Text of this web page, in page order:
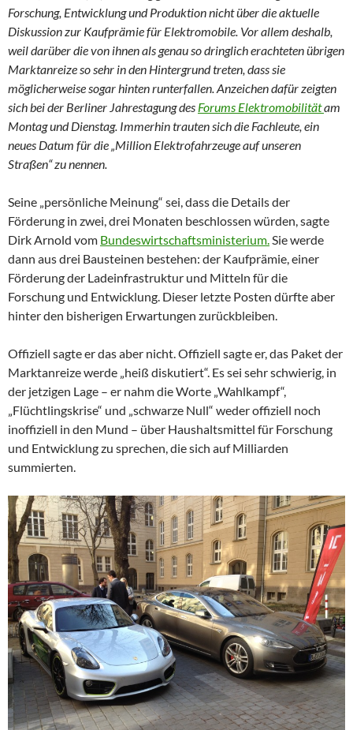
Forschung, Entwicklung und Produktion nicht über die aktuelle
Diskussion zur Kaufprämie für Elektromobile. Vor allem deshalb,
weil darüber die von ihnen als genau so dringlich erachteten übrigen
Marktanreize so sehr in den Hintergrund treten, dass sie
möglicherweise sogar hinten runterfallen. Anzeichen dafür zeigten
sich bei der Berliner Jahrestagung des Forums Elektromobilitätam
Montag und Dienstag. Immerhin trauten sich die Fachleute, ein
neues Datum für die „Million Elektrofahrzeuge auf unseren
Straßen“ zu nennen.
Seine „persönliche Meinung“ sei, dass die Details der
Förderung in zwei, drei Monaten beschlossen würden, sagte
Dirk Arnold vom Bundeswirtschaftsministerium.Sie werde
dann aus drei Bausteinen bestehen: der Kaufprämie, einer
Förderung der Ladeinfrastruktur und Mitteln für die
Forschung und Entwicklung. Dieser letzte Posten dürfte aber
hinter den bisherigen Erwartungen zurückbleiben.
Offiziell sagte er das aber nicht. Offiziell sagte er, das Paket der
Marktanreize werde „heiß diskutiert“. Es sei sehr schwierig, in
der jetzigen Lage – er nahm die Worte „Wahlkampf“,
„Flüchtlingskrise“ und „schwarze Null“ weder offiziell noch
inoffiziell in den Mund – über Haushaltsmittel für Forschung
und Entwicklung zu sprechen, die sich auf Milliarden
summierten.